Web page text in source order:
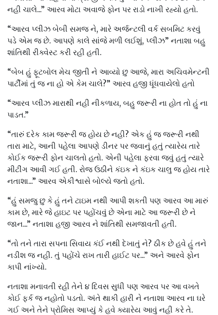
નહી ચાલે...” આરવ મોટા અવાજે ફોન પર રાડો નાખી રહ્યો હતો.
“આરવ પ્લીઝ બેબી સમજ ને, મારે અર્જન્ટલી વર્ક સબમિટ કરવું
પડે એમ જ છે. આપણે કાલે સાંજે મળી લઈશું, પ્લીઝ” નતાશા બહુ
શાંતિથી રીક્વેસ્ટ કરી રહી હતી.
“બેબ હું ફૂટબોલ મેચ જીતી ને આવ્યો છુ આજે, મારા અચિવમેન્ટની
પાર્ટીમાં તું જ ના હો એ કેમ ચાલે?” આરવ હજી ધૂંધવાયેલો હતો
“આરવ પ્લીઝ મારાથી નહી નીકળાય, બહુ જરૂરી ના હોત તો હું ના
પાડત.”
“તારું દરેક કામ જરૂરી જ હોય છે નહી? એક હું જ જરૂરી નથી
તારા માટે, આની પહેલા આપણે ડીનર પર જવાનું હતું ત્યારેય તારે
કોઈક જરૂરી ફોન ચાલતો હતો. એની પહેલા ફરવા જવું હતું ત્યારે
મીટીંગ આવી ગઈ હતી. રોજ ઉઠીને કંઇક ને કંઇક ચાલુ જ હોય તારે
નતાશા...” આરવ એકીશ્વાસે બોલ્યે જતો હતો.
“હું સમજુ છુ કે હું તને ટાઇમ નથી આપી શકતી પણ આરવ આ મારું
કામ છે, મારે જે હાઇટ પર પહોંચવું છે એના માટે આ જરૂરી છે ને
જાન...” નતાશા હજી આરવ ને શાંતિથી સમજાવતી હતી.
“તો તને તારા સપના સિવાય કંઈ નથી દેખાતું ને? ઠીક છે હવે હું તને
નડીશ જ નહી. તું પહોંચે રાખ તારી હાઈટ પર...” અને આરવે ફોન
કાપી નાંખ્યો.
નતાશા મનાવતી રહી તેને ૪ દિવસ સુધી પણ આરવ પર આ વખતે
કોઈ ફર્ક જ નહોતો પડતો. અંતે થાકી હારી ને નતાશા આરવ ના ઘરે
ગઈ અને તેને પ્રોમિસ આપ્યું કે હવે ક્યારેય આવું નહી કરે તે.